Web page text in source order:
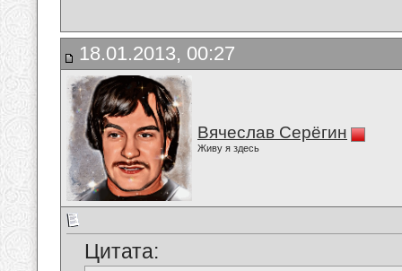
18.01.2013, 00:27
Вячеслав Серёгин
Живу я здесь
Цитата: